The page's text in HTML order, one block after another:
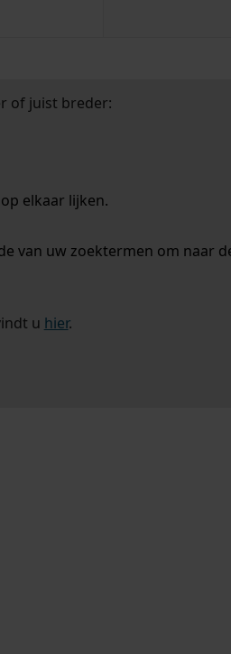
of juist breder:
elkaar lijken.
van uw zoektermen om naar
u hier.